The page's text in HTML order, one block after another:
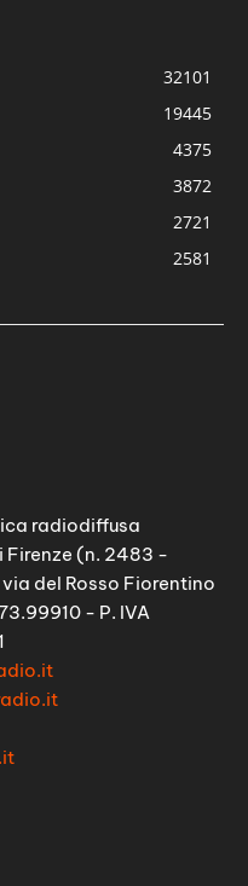
32101
19445
4375
3872
2721
2581
radiodiffusa
Firenze (n. 2483 -
del Rosso Fiorentino
- P. IVA